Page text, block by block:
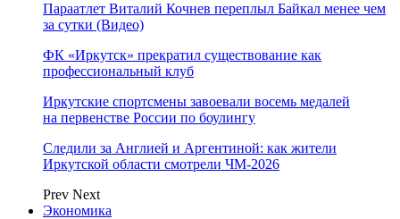
Параатлет Виталий Кочнев переплыл Байкал менее чем
за сутки (Видео)
ФК «Иркутск» прекратил существование как
профессиональный клуб
Иркутские спортсмены завоевали восемь медалей
на первенстве России по боулингу
Следили за Англией и Аргентиной: как жители
Иркутской области смотрели ЧМ-2026
Prev Next
Экономика